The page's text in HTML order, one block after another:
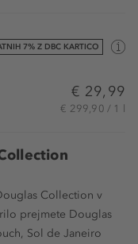
7% Z DBC KARTICO
€ 29,99
€ 299,90 / 1 l
Collection v
prejmete Douglas
Sol de Janeiro